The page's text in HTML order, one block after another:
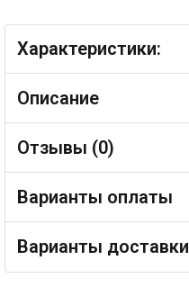
Характеристики:
Описание
Отзывы (0)
Варианты оплаты
Варианты доставки